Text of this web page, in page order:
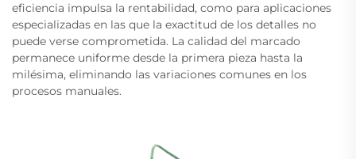
eficiencia impulsa la rentabilidad, como para aplicaciones
especializadas en las que la exactitud de los detalles no
puede verse comprometida. La calidad del marcado
permanece uniforme desde la primera pieza hasta la
milésima, eliminando las variaciones comunes en los
procesos manuales.